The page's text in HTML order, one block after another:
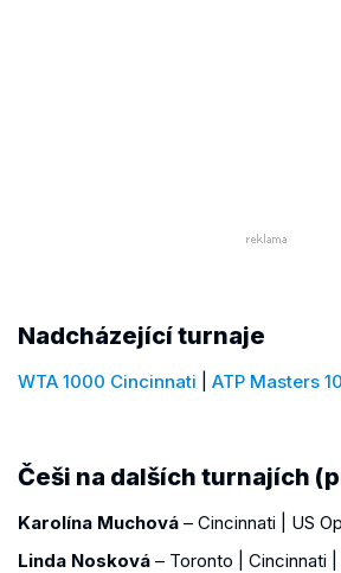
Nadcházející turnaje
WTA 1000 Cincinnati ATP Masters
Češi na dalších turnajích
Karolína Muchová – Cincinnati | US
Linda Nosková – Toronto | Cincinnati